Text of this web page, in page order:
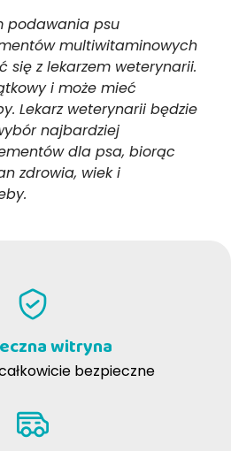
podawania psu
multiwitaminowych
się z lekarzem weterynarii.
i może mieć
Lekarz weterynarii będzie
najbardziej
dla psa, biorąc
zdrowia, wiek i
witryna
bezpieczne